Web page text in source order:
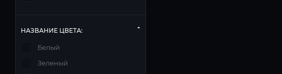
НАЗВАНИЕ ЦВЕТА:
Белый
Зеленый